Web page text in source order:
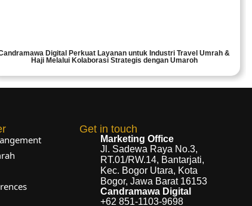
Digital Perkuat Layanan untuk Industri Travel Umrah &
Haji Melalui Kolaborasi Strategis dengan Umaroh
Get in touch
Marketing Office
Jl. Sadewa Raya No.3,
RT.01/RW.14, Bantarjati,
Kec. Bogor Utara, Kota
Bogor, Jawa Barat 16153
Candramawa Digital
+62 851-1103-9698